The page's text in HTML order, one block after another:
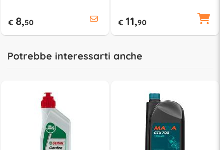
€ 8,50 € 11,90
Potrebbe interessarti anche